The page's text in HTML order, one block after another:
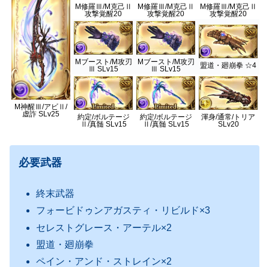
M神醒Ⅲ/アビⅡ/
虚詐 SLv25
M修羅Ⅲ/M克己Ⅱ
攻撃覚醒20
M修羅Ⅲ/M克己Ⅱ
攻撃覚醒20
M修羅Ⅲ/M克己Ⅱ
攻撃覚醒20
Mブースト/M攻刃
Ⅲ SLv15
Mブースト/M攻刃
Ⅲ SLv15
盟道・廻崩拳 ☆4
約定/ボルテージ
Ⅱ/真髄 SLv15
約定/ボルテージ
Ⅱ/真髄 SLv15
渾身/通常/トリア
SLv20
必要武器
終末武器
フォービドゥンアガスティ・リビルド×3
セレストグレース・アーテル×2
盟道・廻崩拳
ペイン・アンド・ストレイン×2